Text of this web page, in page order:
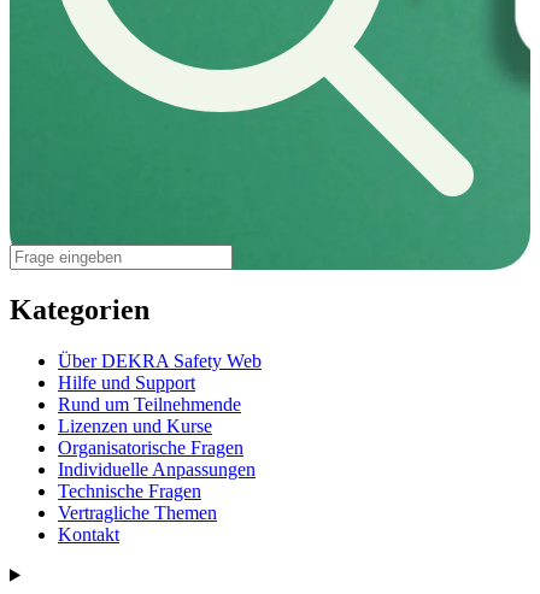
Kategorien
Über DEKRA Safety Web
Hilfe und Support
Rund um Teilnehmende
Lizenzen und Kurse
Organisatorische Fragen
Individuelle Anpassungen
Technische Fragen
Vertragliche Themen
Kontakt